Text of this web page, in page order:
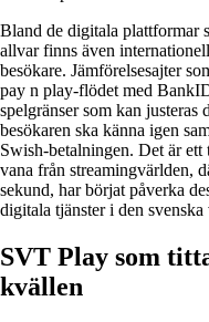
Bland de digitala plattformar
allvar finns även
besökare. Jämförelsesajter
pay n play-flödet med
spelgränser som kan
besökaren ska känna igen
Swish-betalningen. Det är
vana från streamingvärlden,
sekund, har börjat påverka
digitala tjänster i den svenska
SVT Play som
kvällen